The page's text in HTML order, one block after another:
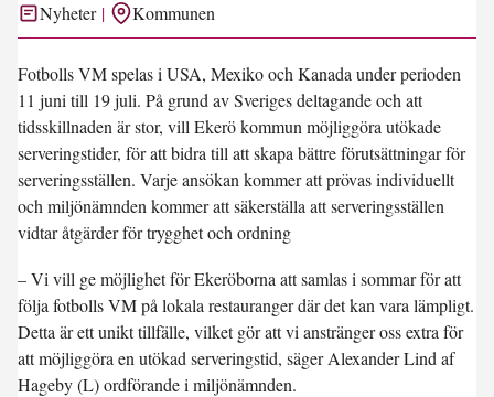
Nyheter Kommunen
Fotbolls VM spelas i USA, Mexiko och Kanada under perioden
11 juni till 19 juli. På grund av Sveriges deltagande och att
tidsskillnaden är stor, vill Ekerö kommun möjliggöra utökade
serveringstider, för att bidra till att skapa bättre förutsättningar för
serveringsställen. Varje ansökan kommer att prövas individuellt
och miljönämnden kommer att säkerställa att serveringsställen
vidtar åtgärder för trygghet och ordning
– Vi vill ge möjlighet för Ekeröborna att samlas i sommar för att
följa fotbolls VM på lokala restauranger där det kan vara lämpligt.
Detta är ett unikt tillfälle, vilket gör att vi anstränger oss extra för
att möjliggöra en utökad serveringstid, säger Alexander Lind af
Hageby (L) ordförande i miljönämnden.